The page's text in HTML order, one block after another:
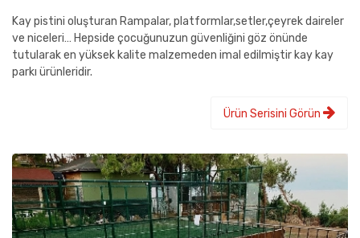
Kay pistini oluşturan Rampalar, platformlar,setler,çeyrek daireler
ve niceleri… Hepside çocuğunuzun güvenliğini göz önünde
tutularak en yüksek kalite malzemeden imal edilmiştir kay kay
parkı ürünleridir.
Ürün Serisini Görün